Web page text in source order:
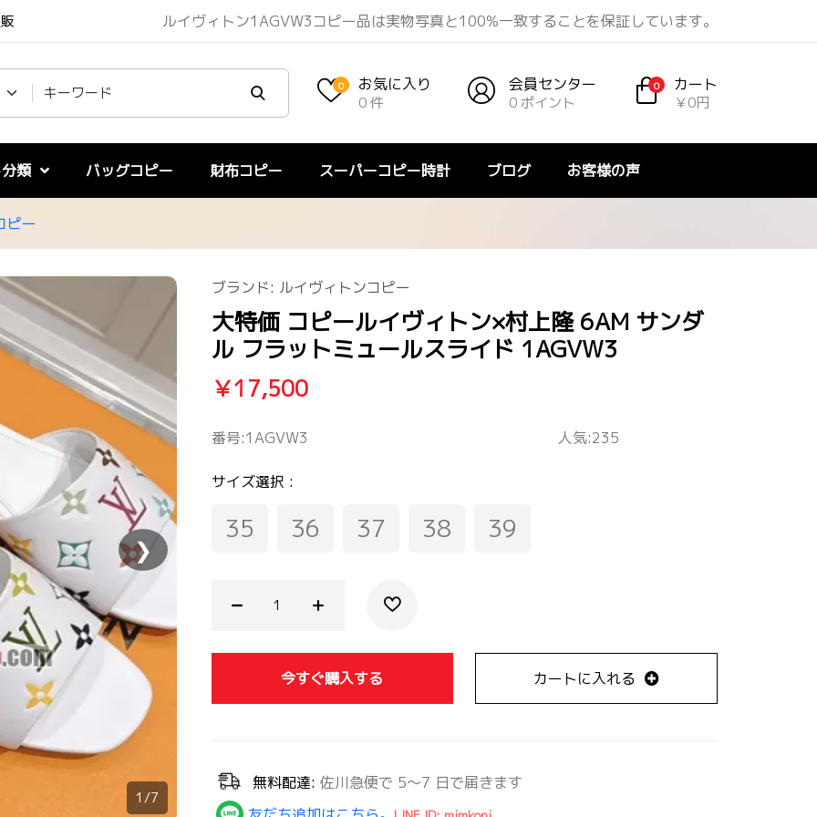
ルイヴィトン1AGVW3コピー品は実物写真と100%一致することを保証しています。
0 お気に入り
0 件
会員センター
0 ポイント
0 カート
￥0円
類 バッグコピー 財布コピー スーパーコピー時計 ブログ お客様の声
ピー
❯
1/7
ブランド: ルイヴィトンコピー
大特価 コピールイヴィトン×村上隆 6AM サンダ
ル フラットミュールスライド 1AGVW3
￥17,500
番号:1AGVW3 人気:235
サイズ選択 :
35 36 37 38 39
今すぐ購入する カートに入れる
無料配達: 佐川急便で 5～7 日で届きます